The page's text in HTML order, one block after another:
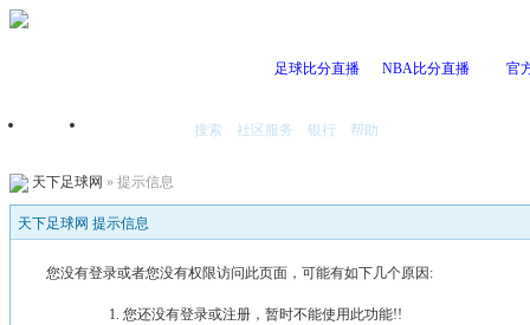
足球比分直播 NBA比分直播 官
首页 搜索 社区服务 银行 帮助
天下足球网 » 提示信息
天下足球网 提示信息
您没有登录或者您没有权限访问此页面，可能有如下几个原因:
您还没有登录或注册，暂时不能使用此功能!!